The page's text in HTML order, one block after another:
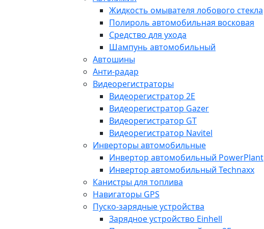
Жидкость омывателя лобового стекла
Полироль автомобильная восковая
Средство для ухода
Шампунь автомобильный
Автошины
Анти-радар
Видеорегистраторы
Видеорегистратор 2E
Видеорегистратор Gazer
Видеорегистратор GT
Видеорегистратор Navitel
Инверторы автомобильные
Инвертор автомобильный PowerPlant
Инвертор автомобильный Technaxx
Канистры для топлива
Навигаторы GPS
Пуско-зарядные устройства
Зарядное устройство Einhell